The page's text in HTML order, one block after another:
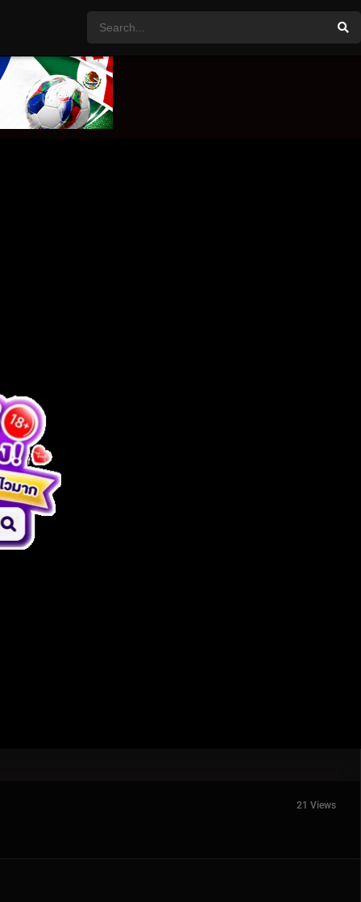
21 Views